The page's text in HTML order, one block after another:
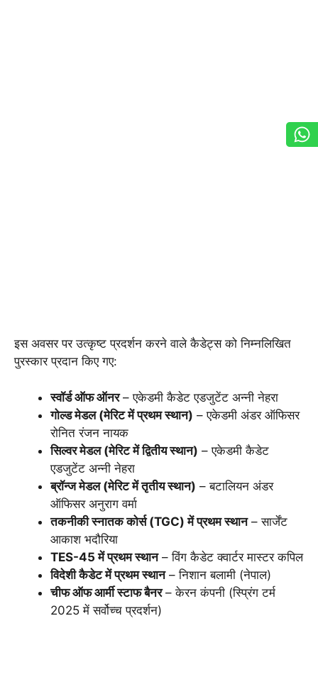
इस अवसर पर उत्कृष्ट प्रदर्शन करने वाले कैडेट्स को निम्नलिखित
पुरस्कार प्रदान किए गए:
स्वॉर्ड ऑफ ऑनर– एकेडमी कैडेट एडजुटेंट अन्नी नेहरा
गोल्ड मेडल (मेरिट में प्रथम स्थान) – एकेडमी अंडर ऑफिसर
रोनित रंजन नायक
सिल्वर मेडल (मेरिट में द्वितीय स्थान) – एकेडमी कैडेट
एडजुटेंट अन्नी नेहरा
ब्रॉन्ज मेडल (मेरिट में तृतीय स्थान) – बटालियन अंडर
ऑफिसर अनुराग वर्मा
तकनीकी स्नातक कोर्स (TGC) में प्रथम स्थान– सार्जेंट
आकाश भदौरिया
TES-45 में प्रथम स्थान– विंग कैडेट क्वार्टर मास्टर कपिल
विदेशी कैडेट में प्रथम स्थान– निशान बलामी (नेपाल)
चीफ ऑफ आर्मी स्टाफ बैनर– केरन कंपनी (स्प्रिंग टर्म
2025 में सर्वोच्च प्रदर्शन)